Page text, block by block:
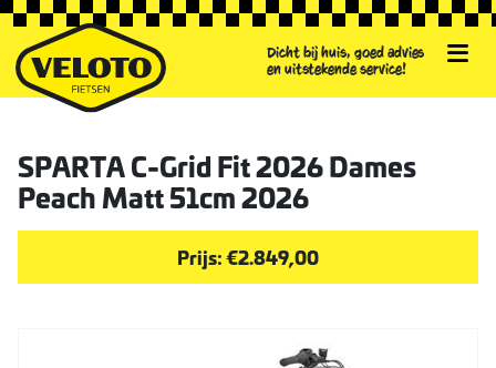
Dicht bij huis, goed advies
en uitstekende service!
SPARTA C-Grid Fit 2026 Dames
Peach Matt 51cm 2026
Prijs: €2.849,00